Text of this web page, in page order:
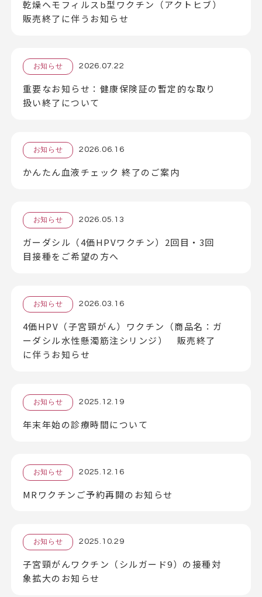
乾燥ヘモフィルスb型ワクチン（アクトヒブ）
販売終了に伴うお知らせ
お知らせ 2026.07.22
重要なお知らせ：健康保険証の暫定的な取り
扱い終了について
お知らせ 2026.06.16
かんたん血液チェック 終了のご案内
お知らせ 2026.05.13
ガーダシル（4価HPVワクチン）2回目・3回
目接種をご希望の方へ
お知らせ 2026.03.16
4価HPV（子宮頸がん）ワクチン（商品名：ガ
ーダシル水性懸濁筋注シリンジ） 販売終了
に伴うお知らせ
お知らせ 2025.12.19
年末年始の診療時間について
お知らせ 2025.12.16
MRワクチンご予約再開のお知らせ
お知らせ 2025.10.29
子宮頸がんワクチン（シルガード9）の接種対
象拡大のお知らせ